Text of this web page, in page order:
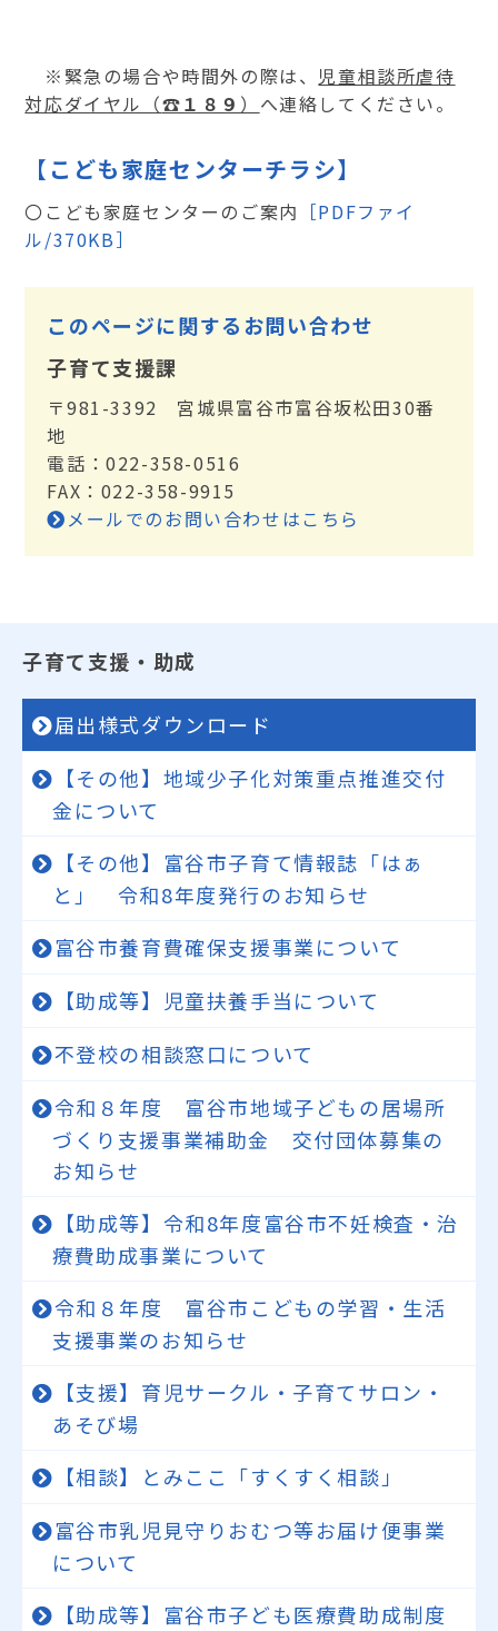
※緊急の場合や時間外の際は、 児童相談所虐待
対応ダイヤル（☎１８９ ） へ連絡してください。
【こども家庭センターチラシ】
〇こども家庭センターのご案内 ［PDFファイ
ル/370KB］
このページに関するお問い合わせ
子育て支援課
〒981-3392 宮城県富谷市富谷坂松田30番
地
電話：022-358-0516
FAX：022-358-9915
メールでのお問い合わせはこちら
子育て支援・助成
届出様式ダウンロード
【その他】地域少子化対策重点推進交付
金について
【その他】富谷市子育て情報誌「はぁ
と」 令和8年度発行のお知らせ
富谷市養育費確保支援事業について
【助成等】児童扶養手当について
不登校の相談窓口について
令和８年度 富谷市地域子どもの居場所
づくり支援事業補助金 交付団体募集の
お知らせ
【助成等】令和8年度富谷市不妊検査・治
療費助成事業について
令和８年度 富谷市こどもの学習・生活
支援事業のお知らせ
【支援】育児サークル・子育てサロン・
あそび場
【相談】とみここ「すくすく相談」
富谷市乳児見守りおむつ等お届け便事業
について
【助成等】富谷市子ども医療費助成制度